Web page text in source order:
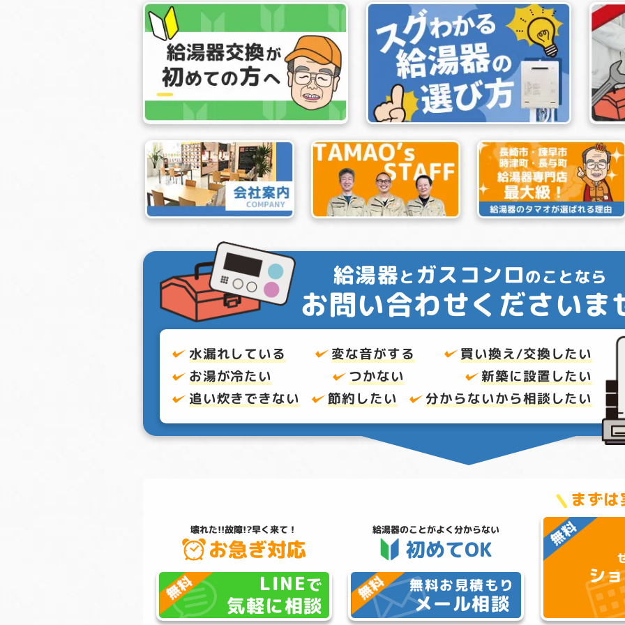
給湯器と ガスコンロのことなら
お問い合わせくださいま
水漏れしている 変な音がする
買い換え/交換したい
お湯が冷たい
つかない
新築に設置したい
追い炊きできない
節約したい 分からないから相談したい
まず
壊れた!!故障!?早く来て！
お急ぎ対応
LINEで
気軽に相談
給湯器のことがよく分からない
初めてOK
無料お見積もり
メール相談
シ